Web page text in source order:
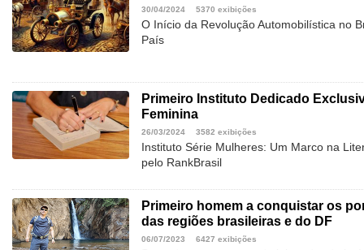
30/04/2024 5370 exibições
O Início da Revolução Automobilística no
País
Primeiro Instituto Dedicado
Feminina
26/03/2024 3582 exibições
Instituto Série Mulheres: Um Marco na
pelo RankBrasil
Primeiro homem a conquistar os
das regiões brasileiras e do DF
06/07/2023 6427 exibições